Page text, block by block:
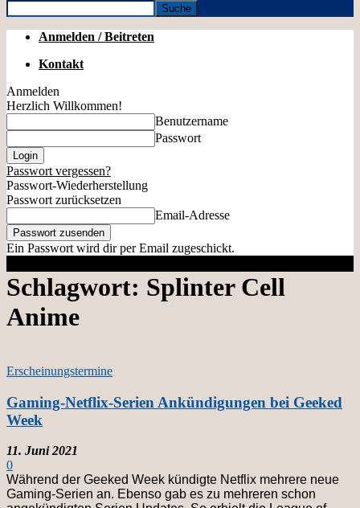
Anmelden / Beitreten
Kontakt
Anmelden
Herzlich Willkommen!
Benutzername
Passwort
Passwort vergessen?
Passwort-Wiederherstellung
Passwort zurücksetzen
Email-Adresse
Ein Passwort wird dir per Email zugeschickt.
Schlagwort: Splinter Cell
Anime
Erscheinungstermine
Gaming-Netflix-Serien Ankündigungen bei Geeked
Week
11. Juni 2021
0
Während der Geeked Week kündigte Netflix mehrere neue
Gaming-Serien an. Ebenso gab es zu mehreren schon